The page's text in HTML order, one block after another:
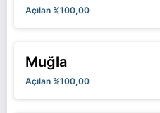
Açılan %100,00
Muğla
Açılan %100,00